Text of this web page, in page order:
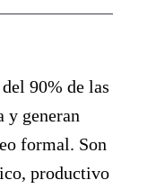
90% de las
y generan
formal. Son
productivo